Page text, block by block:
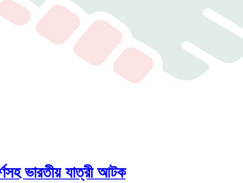
ভারতীয় যাত্রী আটক